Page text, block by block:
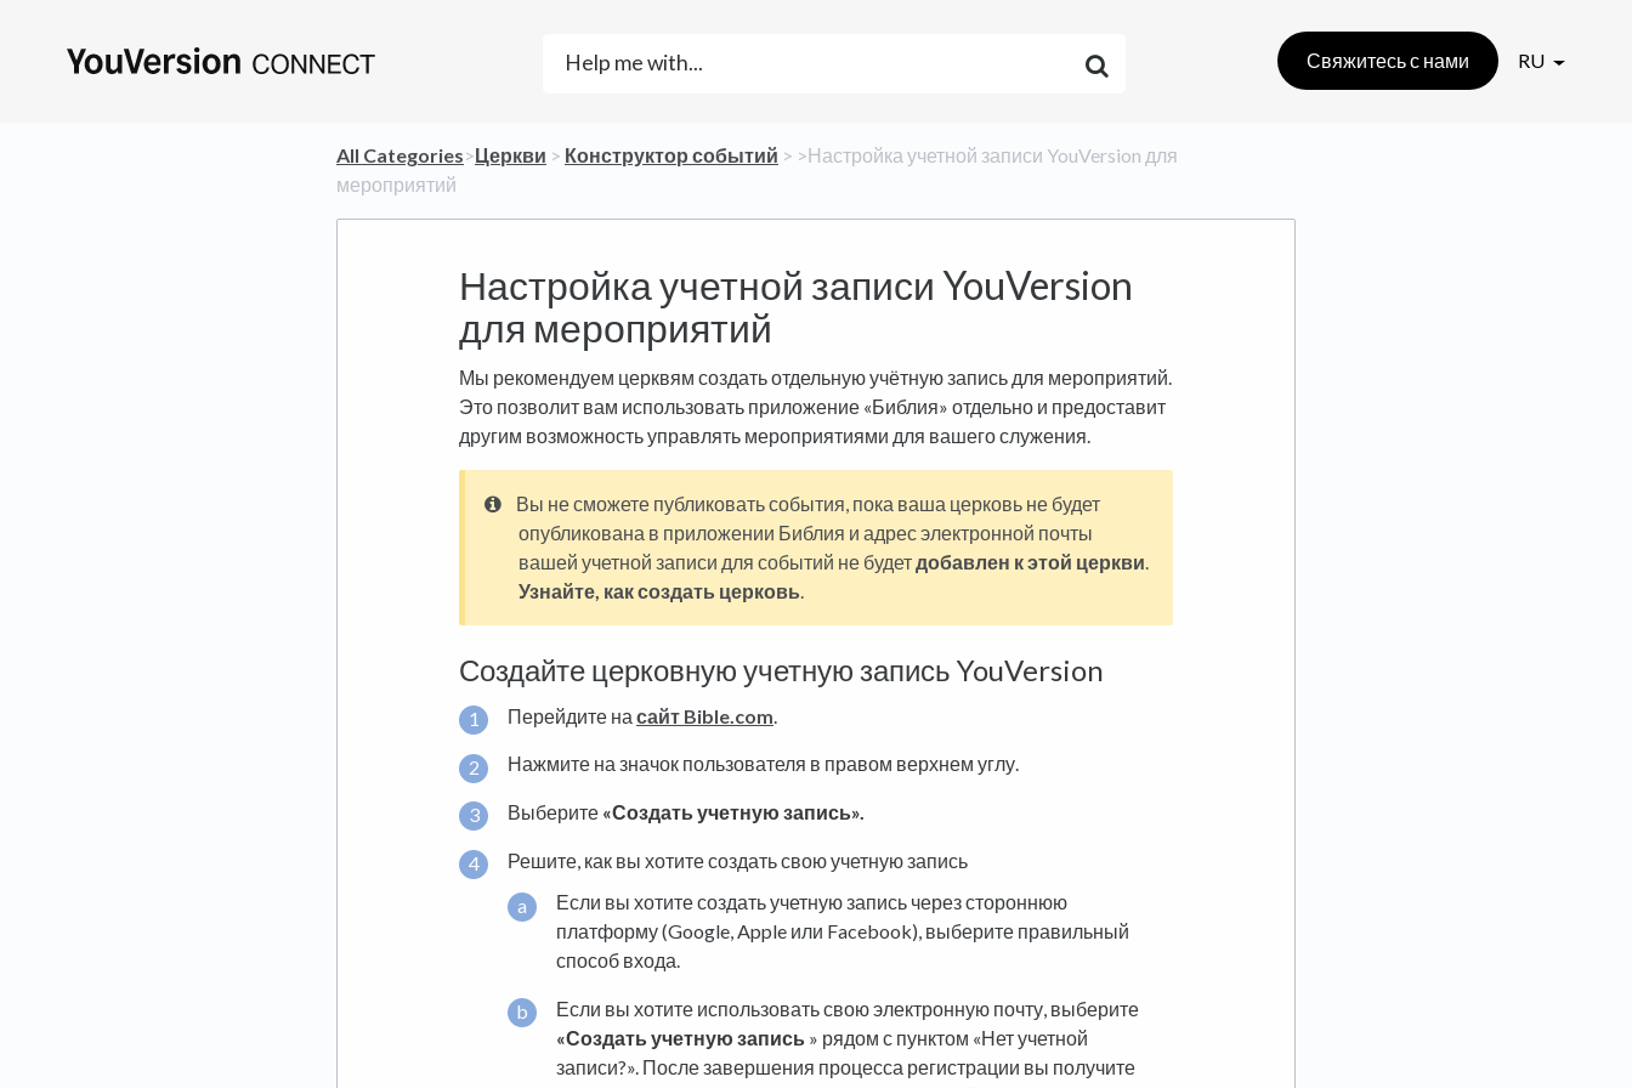
Свяжитесь с нами RU
All Categories​>​​Церкви ​ > ​ ​Конструктор событий ​ > ​ ​>​ Настройка учетной записи YouVersion для
мероприятий
Настройка учетной записи YouVersion
для мероприятий
Мы рекомендуем церквям создать отдельную учётную запись для мероприятий.
Это позволит вам использовать приложение «Библия» отдельно и предоставит
другим возможность управлять мероприятиями для вашего служения.
Вы не сможете публиковать события, пока ваша церковь не будет
опубликована в приложении Библия и адрес электронной почты
вашей учетной записи для событий не будетдобавлен к этой церкви.
Узнайте, как создать церковь.
Создайте церковную учетную запись YouVersion
Перейдите на сайт Bible.com
Нажмите на значок пользователя в правом верхнем углу.
Выберите «Создать учетную запись».
Решите, как вы хотите создать свою учетную запись
Если вы хотите создать учетную запись через стороннюю
платформу (Google, Apple или Facebook), выберите правильный
способ входа.
Если вы хотите использовать свою электронную почту, выберите
«Создать учетную запись » рядом с пунктом «Нет учетной
записи?». После завершения процесса регистрации вы получите